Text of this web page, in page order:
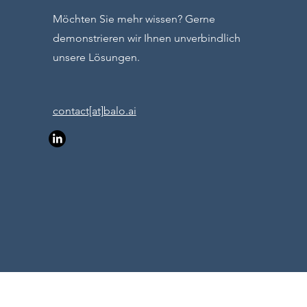
Möchten Sie mehr wissen? Gerne
demonstrieren wir Ihnen unverbindlich
unsere Lösungen.
contact[at]balo.ai